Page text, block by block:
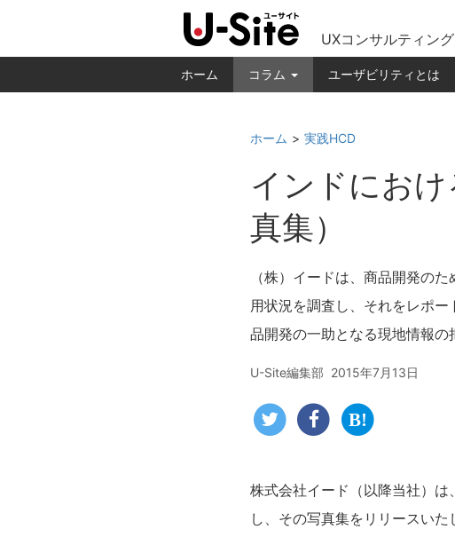
UXコンサルティン
ホーム コラム ユーザビリティとは
ホーム 実践HCD
インドにお
真集）
（株）イードは、商品開発の
用状況を調査し、それをレポ
品開発の一助となる現地情報の
U-Site編集部 2015年7月13日
株式会社イード（以降当社）
し、その写真集をリリースいた